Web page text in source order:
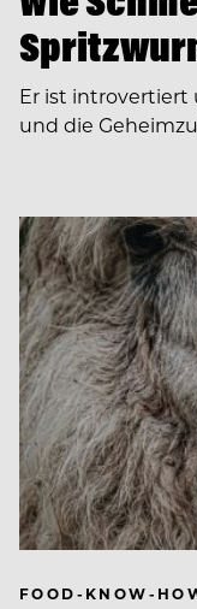
Er ist introvertiert
und die
FOOD-KNOW-